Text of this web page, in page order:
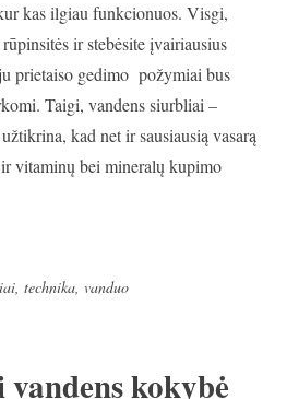
kas ilgiau funkcionuos. Visgi,
ir stebėsite įvairiausius
prietaiso gedimo požymiai bus
Taigi, vandens siurbliai –
kad net ir sausiausią vasarą
vitaminų bei mineralų kupimo
, technika, vanduo
kokybė